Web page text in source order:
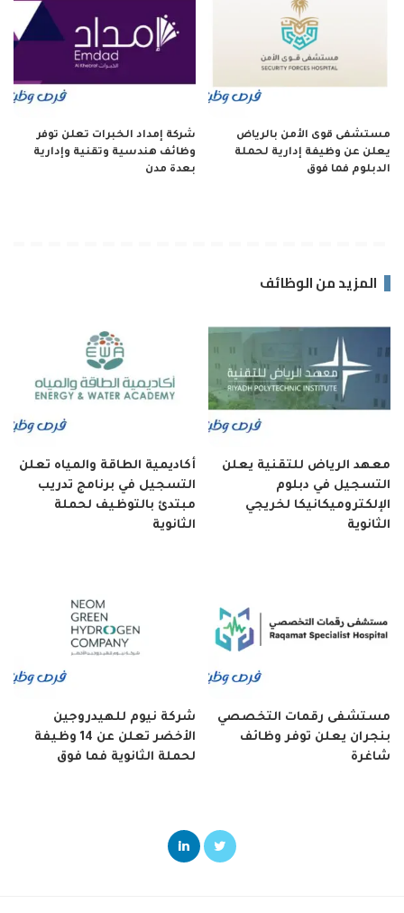
مستشفى قوى الأمن بالرياض
يعلن عن وظيفة إدارية لحملة
الدبلوم فما فوق
شركة إمداد الخبرات تعلن توفر
وظائف هندسية وتقنية وإدارية
بعدة مدن
المزيد من الوظائف
معهد الرياض للتقنية يعلن
التسجيل في دبلوم
الإلكتروميكانيكا لخريجي
الثانوية
أكاديمية الطاقة والمياه تعلن
التسجيل في برنامج تدريب
مبتدئ بالتوظيف لحملة
الثانوية
مستشفى رقمات التخصصي
بنجران يعلن توفر وظائف
شاغرة
شركة نيوم للهيدروجين
الأخضر تعلن عن 14 وظيفة
لحملة الثانوية فما فوق